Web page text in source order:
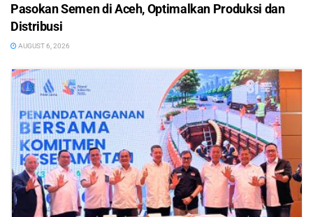
Pasokan Semen di Aceh, Optimalkan Produksi dan
Distribusi
AUGUST 6, 2026